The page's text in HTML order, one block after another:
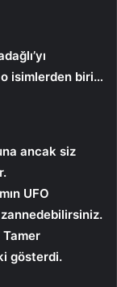
isimlerden biri…
ancak siz
UFO
zannedebilirsiniz.
gösterdi.